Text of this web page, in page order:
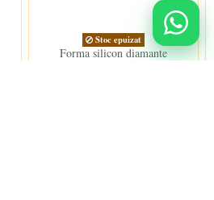
Stoc epuizat
Forma silicon diamante